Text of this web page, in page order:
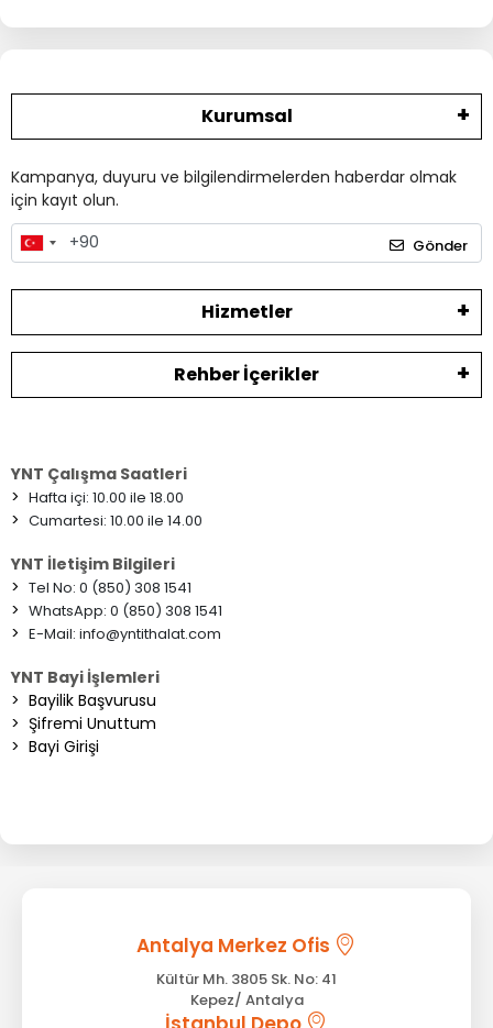
Kurumsal
Kampanya, duyuru ve bilgilendirmelerden haberdar olmak
için kayıt olun.
Gönder
Hizmetler
Rehber İçerikler
YNT Çalışma Saatleri
> Hafta içi: 10.00 ile 18.00
> Cumartesi: 10.00 ile 14.00
YNT İletişim Bilgileri
> Tel No: 0 (850) 308 1541
> WhatsApp: 0 (850) 308 1541
> E-Mail: info@yntithalat.com
YNT Bayi İşlemleri
> Bayilik Başvurusu
> Şifremi Unuttum
> Bayi Girişi
Antalya Merkez Ofis
Kültür Mh. 3805 Sk. No: 41
Kepez/ Antalya